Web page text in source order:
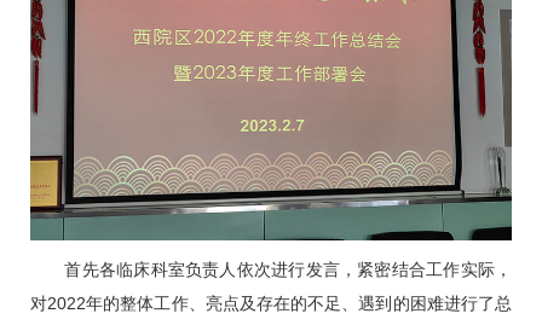
首先各临床科室负责人依次进行发言，紧密结合工作实际，
对2022年的整体工作、亮点及存在的不足、遇到的困难进行了总